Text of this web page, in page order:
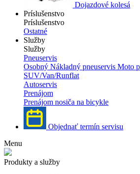
Dojazdové kolesá
Príslušenstvo
Príslušenstvo
Ostatné
Služby
Služby
Pneuservis
Osobný Nákladný pneuservis Moto
SUV/Van/Runflat
Autoservis
Prenájom
Prenájom nosiča na bicykle
Objednať termín servisu
Menu
Produkty a služby